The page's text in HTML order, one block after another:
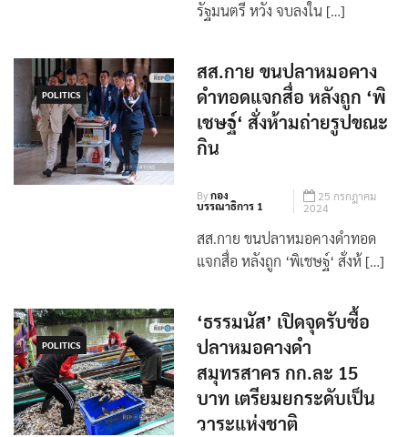
รัฐมนตรี หวัง จบลงใน […]
POLITICS
สส.กาย ขนปลาหมอคาง
ดำทอดแจกสื่อ หลังถูก ‘พิ
เชษฐ์‘ สั่งห้ามถ่ายรูปขณะ
กิน
Byกอง
บรรณาธิการ 1
25 กรกฎาคม
2024
สส.กาย ขนปลาหมอคางดำทอด
แจกสื่อ หลังถูก ‘พิเชษฐ์‘ สั่งห้ […]
POLITICS
‘ธรรมนัส’ เปิดจุดรับซื้อ
ปลาหมอคางดำ
สมุทรสาคร กก.ละ 15
บาท เตรียมยกระดับเป็น
วาระแห่งชาติ